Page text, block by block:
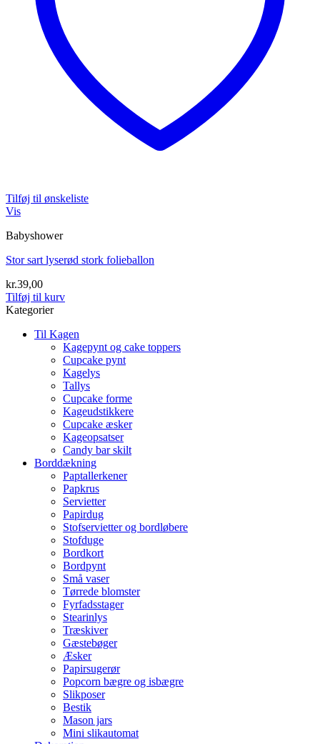
Tilføj til ønskeliste
Vis
Babyshower
Stor sart lyserød stork folieballon
kr.39,00
Tilføj til kurv
Kategorier
Til Kagen
Kagepynt og cake toppers
Cupcake pynt
Kagelys
Tallys
Cupcake forme
Kageudstikkere
Cupcake æsker
Kageopsatser
Candy bar skilt
Borddækning
Paptallerkener
Papkrus
Servietter
Papirdug
Stofservietter og bordløbere
Stofduge
Bordkort
Bordpynt
Små vaser
Tørrede blomster
Fyrfadsstager
Stearinlys
Træskiver
Gæstebøger
Æsker
Papirsugerør
Popcorn bægre og isbægre
Slikposer
Bestik
Mason jars
Mini slikautomat